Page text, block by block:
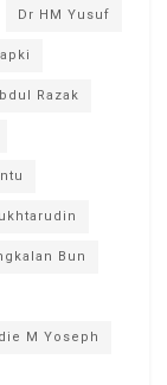
Dr HM Yusuf
Razak
Bun
M Yoseph